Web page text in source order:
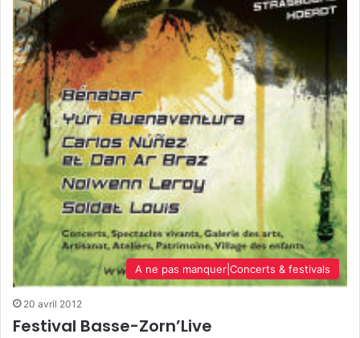
A ne pas manquer|Concerts & festivals
20 avril 2012
Festival Basse-Zorn’Live